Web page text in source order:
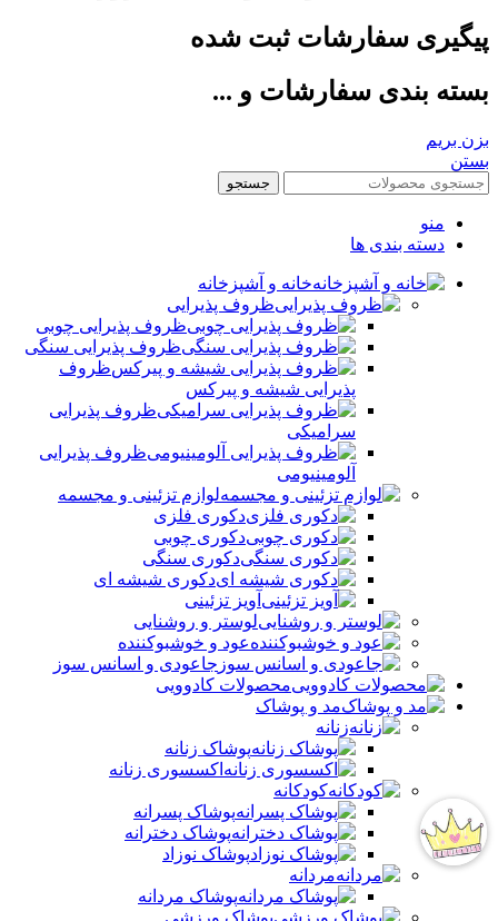
پیگیری سفارشات ثبت شده
بسته بندی سفارشات و ...
بزن بریم
بستن
جستجو
منو
دسته بندی ها
خانه و آشپزخانه
ظروف پذیرایی
ظروف پذیرایی چوبی
ظروف پذیرایی سنگی
ظروف
پذیرایی شیشه و پیرکس
ظروف پذیرایی
سرامیکی
ظروف پذیرایی
آلومینیومی
لوازم تزئینی و مجسمه
دکوری فلزی
دکوری چوبی
دکوری سنگی
دکوری شیشه ای
آویز تزئینی
لوستر و روشنایی
عود و خوشبوکننده
جاعودی و اسانس سوز
محصولات کادوویی
مد و پوشاک
زنانه
پوشاک زنانه
اکسسوری زنانه
کودکانه
پوشاک پسرانه
پوشاک دخترانه
پوشاک نوزاد
مردانه
پوشاک مردانه
پوشاک ورزشی